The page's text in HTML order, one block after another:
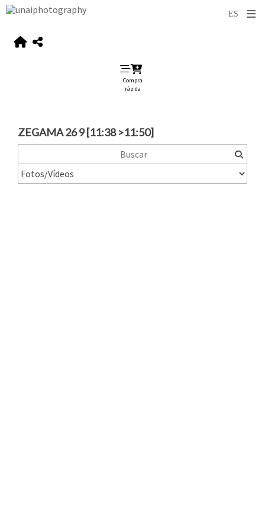
Compra
rápida
ZEGAMA 26 9 [11:38 >11:50]